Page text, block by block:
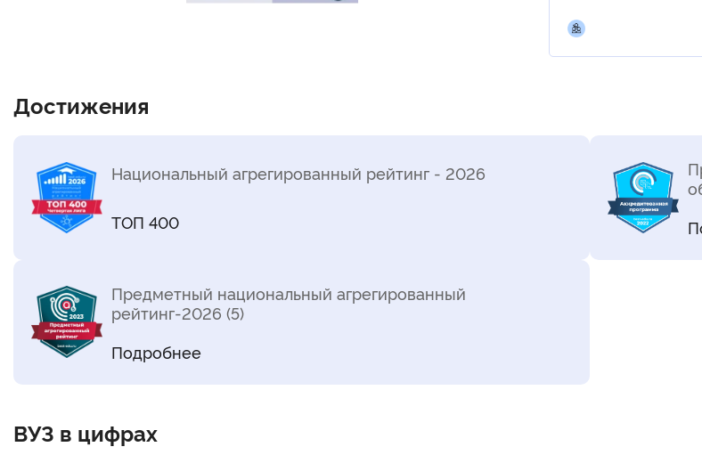
Достижения
Национальный агрегированный рейтинг - 2026
ТОП 400
Предметный национальный агрегированный
рейтинг-2026 (5)
Подробнее
ВУЗ в цифрах